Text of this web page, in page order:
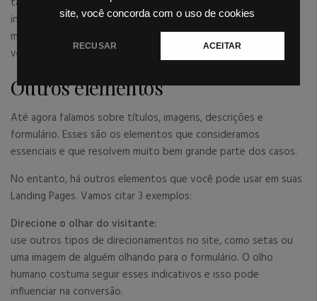
site, você concorda com o uso de cookies
RECUSAR ACEITAR
informações que você precisa coletar dos Leads. Isso vai fazer
muita diferença na hora de passar o Lead do marketing para
vendas.
Outros elementos
Até agora falamos sobre títulos, imagens, descrições e
formulário. Esses são os elementos que consideramos
essenciais e que resolvem muito bem grande parte dos casos.
No entanto, há outros elementos que você pode usar em suas
Landing Pages. Vamos citar 3 exemplos:
Direcione o olhar do visitante:
use outros tipos de direcionamentos no site, como setas ou
uma imagem de alguém olhando para o formulário. O olho
humano costuma seguir esses indicativos e isso pode
influenciar na conversão.